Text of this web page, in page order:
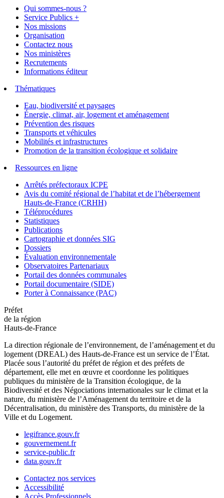
Qui sommes-nous ?
Service Publics +
Nos missions
Organisation
Contactez nous
Nos ministères
Recrutements
Informations éditeur
Thématiques
Eau, biodiversité et paysages
Énergie, climat, air, logement et aménagement
Prévention des risques
Transports et véhicules
Mobilités et infrastructures
Promotion de la transition écologique et solidaire
Ressources en ligne
Arrêtés préfectoraux ICPE
Avis du comité régional de l’habitat et de l’hébergement
Hauts-de-France (CRHH)
Téléprocédures
Statistiques
Publications
Cartographie et données SIG
Dossiers
Évaluation environnementale
Observatoires Partenariaux
Portail des données communales
Portail documentaire (SIDE)
Porter à Connaissance (PAC)
Préfet
de la région
Hauts-de-France
La direction régionale de l’environnement, de l’aménagement et du
logement (DREAL) des Hauts-de-France est un service de l’État.
Placée sous l’autorité du préfet de région et des préfets de
département, elle met en œuvre et coordonne les politiques
publiques du ministère de la Transition écologique, de la
Biodiversité et des Négociations internationales sur le climat et la
nature, du ministère de l’Aménagement du territoire et de la
Décentralisation, du ministère des Transports, du ministère de la
Ville et du Logement.
legifrance.gouv.fr
gouvernement.fr
service-public.fr
data.gouv.fr
Contactez nos services
Accessibilité